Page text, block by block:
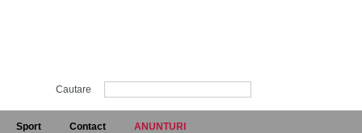
Cautare
Sport Contact ANUNTURI